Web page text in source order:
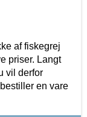
af fiskegrej
priser. Langt
vil derfor
en vare